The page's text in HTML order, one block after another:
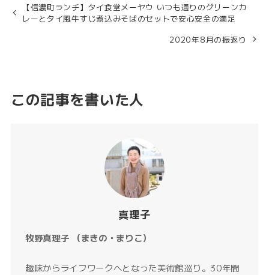
【信濃町ランチ】タイ食堂メーヤウ いつも通りのグリーンカ
レーとタイ風牛すじ煮込みそばのセットで安心安全の満足
2020年8月の振返り
この記事を書いた人
真理子
牧野真理子 （まきの・まりこ）
趣味からライフワークへとなった美術館巡り。30年間